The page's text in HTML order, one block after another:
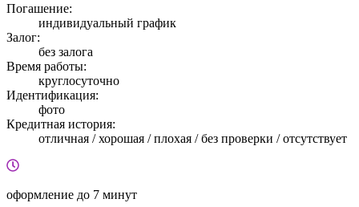
Погашение:
индивидуальный график
Залог:
без залога
Время работы:
круглосуточно
Идентификация:
фото
Кредитная история:
отличная / хорошая / плохая / без проверки / отсутствует
оформление до 7 минут